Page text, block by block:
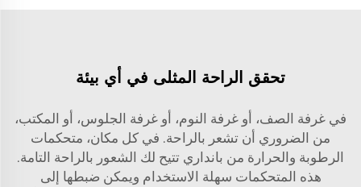
تحقق الراحة المثلى في أي بيئة
في غرفة الصف، أو غرفة النوم، أو غرفة الجلوس، أو المكتب،
من الضروري أن تشعر بالراحة. في كل مكان، متحكمات
الرطوبة والحرارة من بانداري تتيح لك الشعور بالراحة التامة.
هذه المتحكمات سهلة الاستخدام ويمكن ضبطها إلى